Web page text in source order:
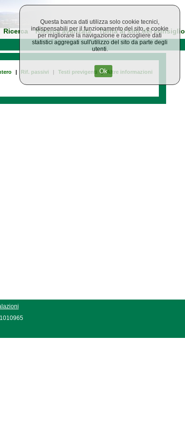
Ricerca Ricerca avanzata Torna al sito del consiglio
| Rif. passivi | Testi previgenti | Altre informazioni
Questa banca dati utilizza solo cookie tecnici,
indispensabili per il funzionamento del sito, e cookie
per migliorare la navigazione e raccogliere dati
statistici aggregati sull'utilizzo del sito da parte degli
utenti.
Ok